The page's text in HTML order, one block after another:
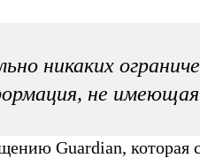
никаких
не имеющая
Guardian, которая